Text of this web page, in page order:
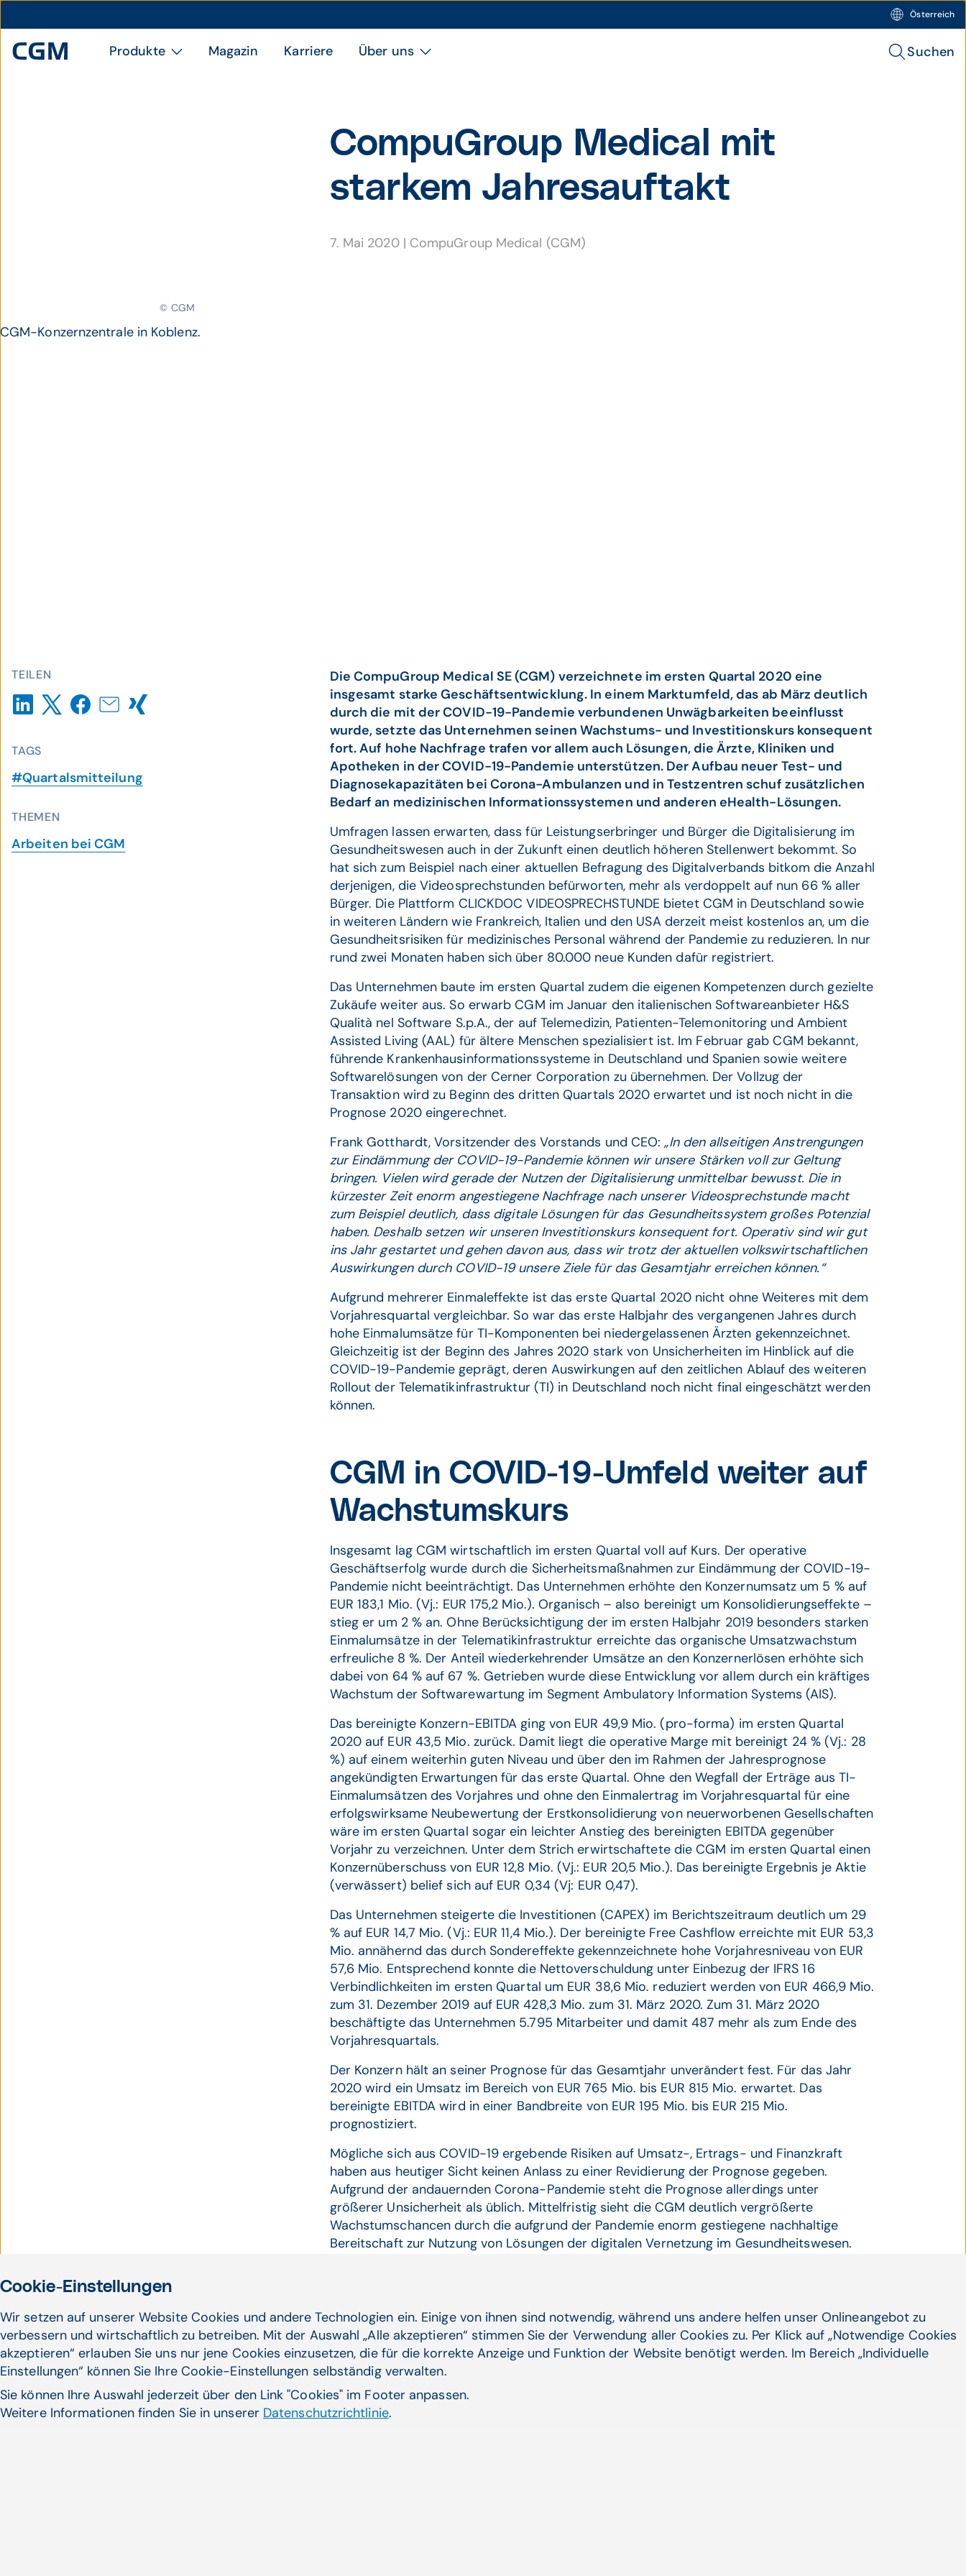
Österreich
Produkte Magazin Karriere Über uns Suchen
CompuGroup Medical mit
starkem Jahresauftakt
7. Mai 2020 | CompuGroup Medical (CGM)
© CGM
CGM-Konzernzentrale in Koblenz.
TEILEN
TAGS
#Quartalsmitteilung
THEMEN
Arbeiten bei CGM
Die CompuGroup Medical SE (CGM) verzeichnete im ersten Quartal 2020 eine
insgesamt starke Geschäftsentwicklung. In einem Marktumfeld, das ab März deutlich
durch die mit der COVID-19-Pandemie verbundenen Unwägbarkeiten beeinflusst
wurde, setzte das Unternehmen seinen Wachstums- und Investitionskurs konsequent
fort. Auf hohe Nachfrage trafen vor allem auch Lösungen, die Ärzte, Kliniken und
Apotheken in der COVID-19-Pandemie unterstützen. Der Aufbau neuer Test- und
Diagnosekapazitäten bei Corona-Ambulanzen und in Testzentren schuf zusätzlichen
Bedarf an medizinischen Informationssystemen und anderen eHealth-Lösungen.
Umfragen lassen erwarten, dass für Leistungserbringer und Bürger die Digitalisierung im
Gesundheitswesen auch in der Zukunft einen deutlich höheren Stellenwert bekommt. So
hat sich zum Beispiel nach einer aktuellen Befragung des Digitalverbands bitkom die Anzahl
derjenigen, die Videosprechstunden befürworten, mehr als verdoppelt auf nun 66 % aller
Bürger. Die Plattform CLICKDOC VIDEOSPRECHSTUNDE bietet CGM in Deutschland sowie
in weiteren Ländern wie Frankreich, Italien und den USA derzeit meist kostenlos an, um die
Gesundheitsrisiken für medizinisches Personal während der Pandemie zu reduzieren. In nur
rund zwei Monaten haben sich über 80.000 neue Kunden dafür registriert.
Das Unternehmen baute im ersten Quartal zudem die eigenen Kompetenzen durch gezielte
Zukäufe weiter aus. So erwarb CGM im Januar den italienischen Softwareanbieter H&S
Qualità nel Software S.p.A., der auf Telemedizin, Patienten-Telemonitoring und Ambient
Assisted Living (AAL) für ältere Menschen spezialisiert ist. Im Februar gab CGM bekannt,
führende Krankenhausinformationssysteme in Deutschland und Spanien sowie weitere
Softwarelösungen von der Cerner Corporation zu übernehmen. Der Vollzug der
Transaktion wird zu Beginn des dritten Quartals 2020 erwartet und ist noch nicht in die
Prognose 2020 eingerechnet.
Frank Gotthardt, Vorsitzender des Vorstands und CEO:„In den allseitigen Anstrengungen
zur Eindämmung der COVID-19-Pandemie können wir unsere Stärken voll zur Geltung
bringen. Vielen wird gerade der Nutzen der Digitalisierung unmittelbar bewusst. Die in
kürzester Zeit enorm angestiegene Nachfrage nach unserer Videosprechstunde macht
zum Beispiel deutlich, dass digitale Lösungen für das Gesundheitssystem großes Potenzial
haben. Deshalb setzen wir unseren Investitionskurs konsequent fort. Operativ sind wir gut
ins Jahr gestartet und gehen davon aus, dass wir trotz der aktuellen volkswirtschaftlichen
Auswirkungen durch COVID-19 unsere Ziele für das Gesamtjahr erreichen können.“
Aufgrund mehrerer Einmaleffekte ist das erste Quartal 2020 nicht ohne Weiteres mit dem
Vorjahresquartal vergleichbar. So war das erste Halbjahr des vergangenen Jahres durch
hohe Einmalumsätze für TI-Komponenten bei niedergelassenen Ärzten gekennzeichnet.
Gleichzeitig ist der Beginn des Jahres 2020 stark von Unsicherheiten im Hinblick auf die
COVID-19-Pandemie geprägt, deren Auswirkungen auf den zeitlichen Ablauf des weiteren
Rollout der Telematikinfrastruktur (TI) in Deutschland noch nicht final eingeschätzt werden
können.
CGM in COVID-19-Umfeld weiter auf
Wachstumskurs
Insgesamt lag CGM wirtschaftlich im ersten Quartal voll auf Kurs. Der operative
Geschäftserfolg wurde durch die Sicherheitsmaßnahmen zur Eindämmung der COVID-19-
Pandemie nicht beeinträchtigt. Das Unternehmen erhöhte den Konzernumsatz um 5 % auf
EUR 183,1 Mio. (Vj.: EUR 175,2 Mio.). Organisch – also bereinigt um Konsolidierungseffekte –
stieg er um 2 % an. Ohne Berücksichtigung der im ersten Halbjahr 2019 besonders starken
Einmalumsätze in der Telematikinfrastruktur erreichte das organische Umsatzwachstum
erfreuliche 8 %. Der Anteil wiederkehrender Umsätze an den Konzernerlösen erhöhte sich
dabei von 64 % auf 67 %. Getrieben wurde diese Entwicklung vor allem durch ein kräftiges
Wachstum der Softwarewartung im Segment Ambulatory Information Systems (AIS).
Das bereinigte Konzern-EBITDA ging von EUR 49,9 Mio. (pro-forma) im ersten Quartal
2020 auf EUR 43,5 Mio. zurück. Damit liegt die operative Marge mit bereinigt 24 % (Vj.: 28
%) auf einem weiterhin guten Niveau und über den im Rahmen der Jahresprognose
angekündigten Erwartungen für das erste Quartal. Ohne den Wegfall der Erträge aus TI-
Einmalumsätzen des Vorjahres und ohne den Einmalertrag im Vorjahresquartal für eine
erfolgswirksame Neubewertung der Erstkonsolidierung von neuerworbenen Gesellschaften
wäre im ersten Quartal sogar ein leichter Anstieg des bereinigten EBITDA gegenüber
Vorjahr zu verzeichnen. Unter dem Strich erwirtschaftete die CGM im ersten Quartal einen
Konzernüberschuss von EUR 12,8 Mio. (Vj.: EUR 20,5 Mio.). Das bereinigte Ergebnis je Aktie
(verwässert) belief sich auf EUR 0,34 (Vj: EUR 0,47).
Das Unternehmen steigerte die Investitionen (CAPEX) im Berichtszeitraum deutlich um 29
% auf EUR 14,7 Mio. (Vj.: EUR 11,4 Mio.). Der bereinigte Free Cashflow erreichte mit EUR 53,3
Mio. annähernd das durch Sondereffekte gekennzeichnete hohe Vorjahresniveau von EUR
57,6 Mio. Entsprechend konnte die Nettoverschuldung unter Einbezug der IFRS 16
Verbindlichkeiten im ersten Quartal um EUR 38,6 Mio. reduziert werden von EUR 466,9 Mio.
zum 31. Dezember 2019 auf EUR 428,3 Mio. zum 31. März 2020. Zum 31. März 2020
beschäftigte das Unternehmen 5.795 Mitarbeiter und damit 487 mehr als zum Ende des
Vorjahresquartals.
Der Konzern hält an seiner Prognose für das Gesamtjahr unverändert fest. Für das Jahr
2020 wird ein Umsatz im Bereich von EUR 765 Mio. bis EUR 815 Mio. erwartet. Das
bereinigte EBITDA wird in einer Bandbreite von EUR 195 Mio. bis EUR 215 Mio.
prognostiziert.
Mögliche sich aus COVID-19 ergebende Risiken auf Umsatz-, Ertrags- und Finanzkraft
haben aus heutiger Sicht keinen Anlass zu einer Revidierung der Prognose gegeben.
Aufgrund der andauernden Corona-Pandemie steht die Prognose allerdings unter
größerer Unsicherheit als üblich. Mittelfristig sieht die CGM deutlich vergrößerte
Wachstumschancen durch die aufgrund der Pandemie enorm gestiegene nachhaltige
Bereitschaft zur Nutzung von Lösungen der digitalen Vernetzung im Gesundheitswesen.
Alle Segmente mit erfreulicher
Geschäftsentwicklung
Das SegmentAmbulatory Information Systems (AIS)
EUR 109,2 Mio. (Vj: EUR 106,2 Mio.). Der Anteil wiederkehrender Umsätze erhöhte sich
Cookie-Einstellungen
Wir setzen auf unserer Website Cookies und andere Technologien ein. Einige von ihnen sind notwendig, während uns andere helfen unser Onlineangebot zu
verbessern und wirtschaftlich zu betreiben. Mit der Auswahl „Alle akzeptieren“ stimmen Sie der Verwendung aller Cookies zu. Per Klick auf „Notwendige Cookies
akzeptieren“ erlauben Sie uns nur jene Cookies einzusetzen, die für die korrekte Anzeige und Funktion der Website benötigt werden. Im Bereich „Individuelle
Einstellungen“ können Sie Ihre Cookie-Einstellungen selbständig verwalten.
Sie können Ihre Auswahl jederzeit über den Link "Cookies" im Footer anpassen.
Weitere Informationen finden Sie in unserer Datenschutzrichtlinie.